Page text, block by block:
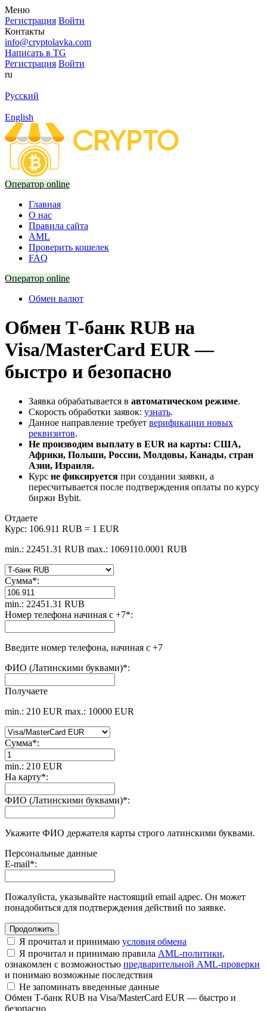
Меню
Регистрация Войти
Контакты
info@cryptolavka.com
Написать в TG
Регистрация Войти
ru
Русский
English
Оператор online
Главная
О нас
Правила сайта
AML
Проверить кошелек
FAQ
Оператор online
Обмен валют
Обмен Т-банк RUB на
Visa/MasterCard EUR —
быстро и безопасно
Заявка обрабатывается в автоматическом режиме.
Скорость обработки заявок: узнать.
Данное направление требует верификации новых
реквизитов.
Не производим выплату в EUR на карты: США,
Африки, Польши, России, Молдовы, Канады, стран
Азии, Израиля.
Курс не фиксируется при создании заявки, а
пересчитывается после подтверждения оплаты по курсу
биржи Bybit.
Отдаете
Курс: 106.911 RUB = 1 EUR
min.: 22451.31 RUB max.: 1069110.0001 RUB
Сумма*:
min.: 22451.31 RUB
Номер телефона начиная с +7*:
Введите номер телефона, начиная с +7
ФИО (Латинскими буквами)*:
Получаете
min.: 210 EUR max.: 10000 EUR
Сумма*:
min.: 210 EUR
На карту*:
ФИО (Латинскими буквами)*:
Укажите ФИО держателя карты строго латинскими буквами.
Персональные данные
E-mail*:
Пожалуйста, указывайте настоящий email адрес. Он может
понадобиться для подтверждения действий по заявке.
Я прочитал и принимаю условия обмена
Я прочитал и принимаю правила AML-политики,
ознакомлен с возможностью предварительной AML-проверки
и понимаю возможные последствия
Не запоминать введенные данные
Обмен Т-банк RUB на Visa/MasterCard EUR — быстро и
безопасно